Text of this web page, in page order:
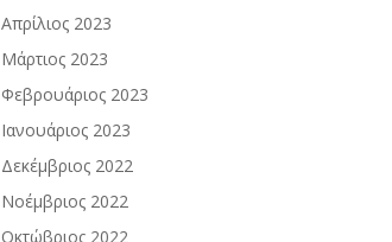
Απρίλιος 2023
Μάρτιος 2023
Φεβρουάριος 2023
Ιανουάριος 2023
Δεκέμβριος 2022
Νοέμβριος 2022
Οκτώβριος 2022